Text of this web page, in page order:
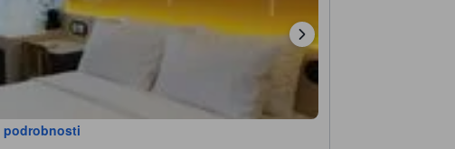
podrobnosti